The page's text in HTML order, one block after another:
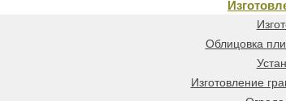
Облицовка
Изготовление